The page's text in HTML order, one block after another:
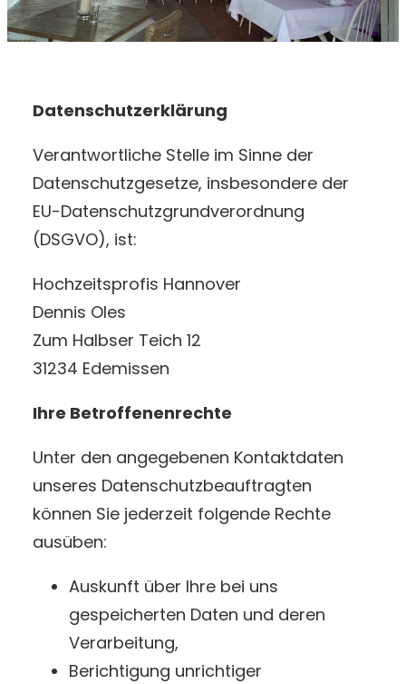
Datenschutzerklärung
Verantwortliche Stelle im Sinne der
Datenschutzgesetze, insbesondere der
EU-Datenschutzgrundverordnung
(DSGVO), ist:
Hochzeitsprofis Hannover
Dennis Oles
Zum Halbser Teich 12
31234 Edemissen
Ihre Betroffenenrechte
Unter den angegebenen Kontaktdaten
unseres Datenschutzbeauftragten
können Sie jederzeit folgende Rechte
ausüben:
Auskunft über Ihre bei uns
gespeicherten Daten und deren
Verarbeitung,
Berichtigung unrichtiger